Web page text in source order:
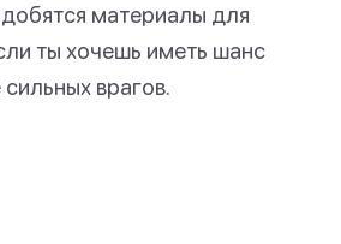
материалы для
ты хочешь иметь шанс
врагов.